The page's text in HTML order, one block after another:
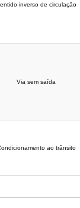
inverso de circulação
Via sem saída
ao trânsito